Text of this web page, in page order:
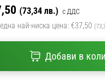
(73,34 лв.) с ДДС
най-ниска цена: €37,50
Добави в